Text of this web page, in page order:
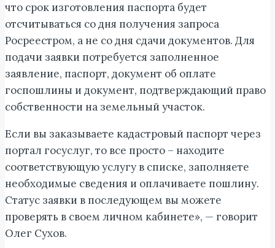
что срок изготовления паспорта будет
отсчитываться со дня получения запроса
Росреестром, а не со дня сдачи документов. Для
подачи заявки потребуется заполненное
заявление, паспорт, документ об оплате
госпошлины и документ, подтверждающий право
собственности на земельный участок.
Если вы заказываете кадастровый паспорт через
портал госуслуг, то все просто – находите
соответствующую услугу в списке, заполняете
необходимые сведения и оплачиваете пошлину.
Статус заявки в последующем вы можете
проверять в своем личном кабинете», — говорит
Олег Сухов.